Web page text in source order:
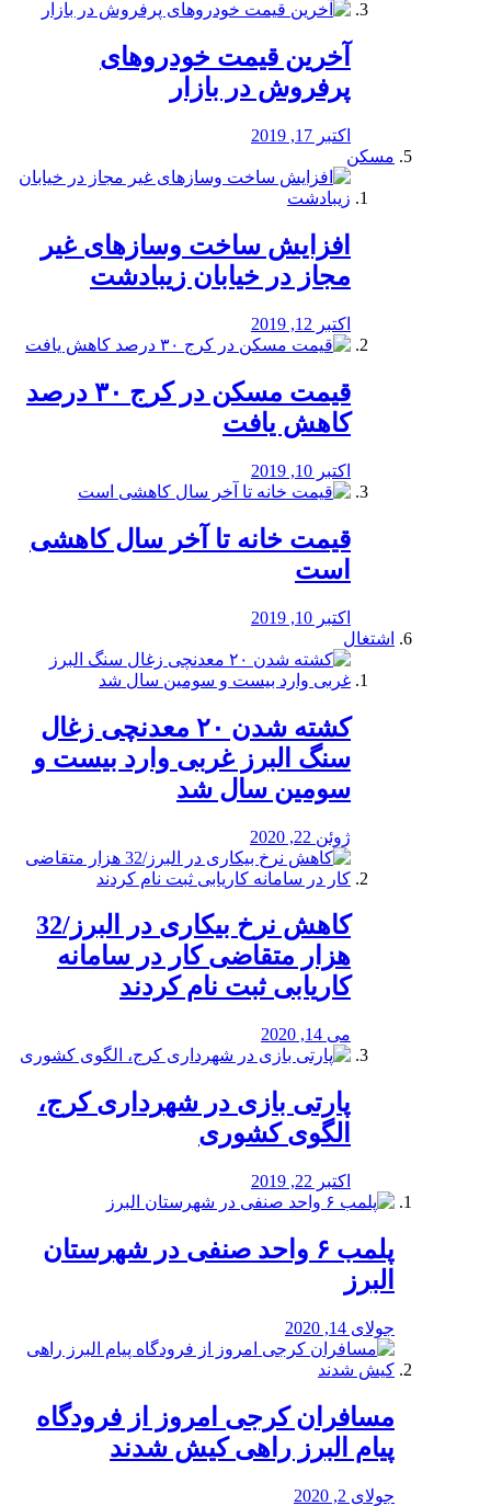
آخرین قیمت خودرو‌های
پرفروش در بازار
اکتبر 17, 2019
مسکن
افزایش ساخت وسازهای غیر
مجاز در خیابان زیبادشت
اکتبر 12, 2019
️قیمت مسکن در کرج ۳۰ درصد
کاهش یافت
اکتبر 10, 2019
قیمت خانه تا آخر سال کاهشی
است
اکتبر 10, 2019
اشتغال
کشته شدن ۲۰ معدنچی زغال
سنگ البرز غربی وارد بیست و
سومین سال شد
ژوئن 22, 2020
کاهش نرخ بیکاری در البرز/32
هزار متقاضی کار در سامانه
کاریابی ثبت نام کردند
می 14, 2020
پارتی بازی در شهرداری کرج،
الگوی کشوری
اکتبر 22, 2019
پلمب ۶ واحد صنفی در شهرستان
البرز
جولای 14, 2020
مسافران کرجی امروز از فرودگاه
پیام البرز راهی کیش شدند
جولای 2, 2020